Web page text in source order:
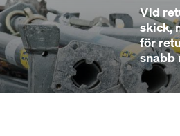
Vid
skick,
för
snabb